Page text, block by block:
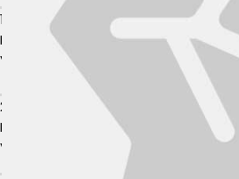
19. 09. 2009
Sam Ward
PROFESIONÁLNÍ ZÁPAS MMA
Výsledek:
TKO (Punches), 1. kolo 0:36
27. 06. 2009
Luke Hurst
PROFESIONÁLNÍ ZÁPAS MMA
Výsledek:
TKO (Punches), 1. kolo 1:10